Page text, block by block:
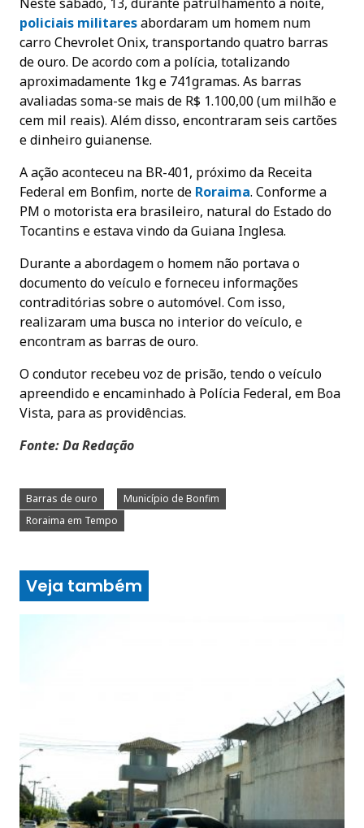
policiais militaresabordaram um homem num
carro Chevrolet Onix, transportando quatro barras
de ouro. De acordo com a polícia, totalizando
aproximadamente 1kg e 741gramas. As barras
avaliadas soma-se mais de R$ 1.100,00 (um milhão e
cem mil reais). Além disso, encontraram seis cartões
e dinheiro guianense.
A ação aconteceu na BR-401, próximo da Receita
Federal em Bonfim, norte de Roraima. Conforme a
PM o motorista era brasileiro, natural do Estado do
Tocantins e estava vindo da Guiana Inglesa.
Durante a abordagem o homem não portava o
documento do veículo e forneceu informações
contraditórias sobre o automóvel. Com isso,
realizaram uma busca no interior do veículo, e
encontram as barras de ouro.
O condutor recebeu voz de prisão, tendo o veículo
apreendido e encaminhado à Polícia Federal, em Boa
Vista, para as providências.
Fonte: Da Redação
Barras de ouro
Município de Bonfim
Roraima em Tempo
Veja também